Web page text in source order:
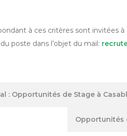
à ces critères sont invitées
poste dans l’objet du mail:
: Opportunités de Stage à
Opportunités